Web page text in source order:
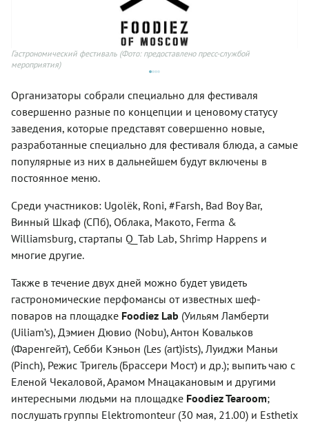
Гастрономический фестиваль (Фото: предоставлено пресс-службой
мероприятия)
Организаторы собрали специально для фестиваля
совершенно разные по концепции и ценовому статусу
заведения, которые представят совершенно новые,
разработанные специально для фестиваля блюда, а самые
популярные из них в дальнейшем будут включены в
постоянное меню.
Среди участников: Ugolёk, Roni, #Farsh, Bad Boy Bar,
Винный Шкаф (СПб), Облака, Макото, Ferma &
Williamsburg, стартапы Q_Tab Lab, Shrimp Happens и
многие другие.
Также в течение двух дней можно будет увидеть
гастрономические перфомансы от известных шеф-
поваров на площадке Foodiez Lab (Уильям Ламберти
(Uiliam’s), Дэмиен Дювио (Nobu), Антон Ковальков
(Фаренгейт), Себби Кэньон (Les (art)ists), Луиджи Маньи
(Pinch), Режис Тригель (Брассери Мост) и др.); выпить чаю с
Еленой Чекаловой, Арамом Мнацакановым и другими
интересными людьми на площадке Foodiez Tearoom;
послушать группы Elektromonteur (30 мая, 21.00) и Esthetix